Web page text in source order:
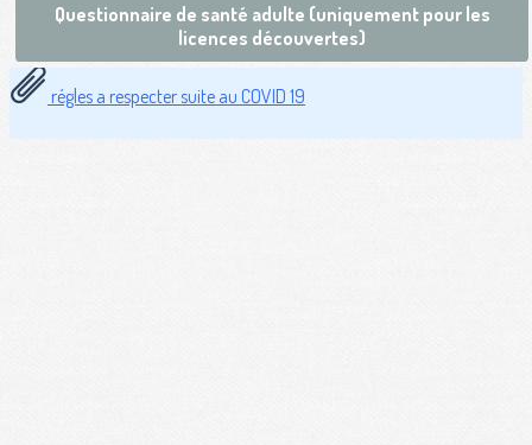
Questionnaire de santé adulte (uniquement pour les
licences découvertes)
régles a respecter suite au COVID 19